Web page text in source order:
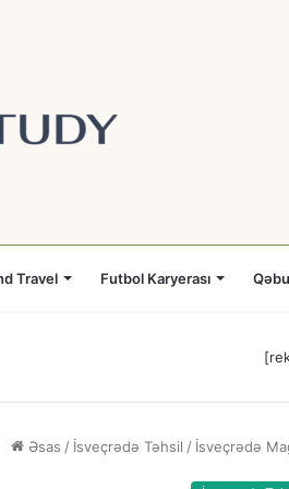
Travel Futbol Karyerası
Əsas / İsveçrədə Təhsil / İsveçrədə